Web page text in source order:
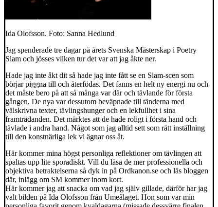
Ida Olofsson. Foto: Sanna Hedlund
Jag spenderade tre dagar på årets Svenska Mästerskap i Poetry
Slam och jösses vilken tur det var att jag åkte ner.
Hade jag inte åkt dit så hade jag inte fått se en Slam-scen som
börjar piggna till och återfödas. Det fanns en helt ny energi nu och
det måste bero på att så många var där och tävlande för första
gången. De nya var dessutom beväpnade till tänderna med
välskrivna texter, tävlingshunger och en lekfullhet i sina
framträdanden. Det märktes att de hade roligt i första hand och
tävlade i andra hand. Något som jag alltid sett som rätt inställning
till den konstnärliga lek vi ägnar oss åt.
Här kommer mina högst personliga reflektioner om tävlingen att
spaltas upp lite sporadiskt. Vill du läsa de mer professionella och
objektiva betraktelserna så dyk in på Ordkanon.se och läs bloggen
där, inlägg om SM kommer inom kort.
Här kommer jag att snacka om vad jag själv gillade, därför har jag
valt bilden på Ida Olofsson från Umeålaget. Hon som var min